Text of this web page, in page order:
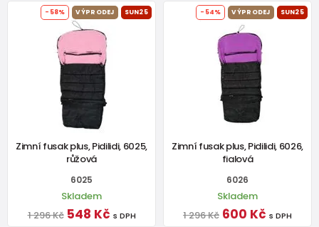
-58% VÝPRODEJ SUN25
Zimní fusak plus, Pidilidi, 6025,
růžová
6025
Skladem
1 296 Kč 548 Kč s DPH
-54% VÝPRODEJ SUN25
Zimní fusak plus, Pidilidi, 6026,
fialová
6026
Skladem
1 296 Kč 600 Kč s DPH